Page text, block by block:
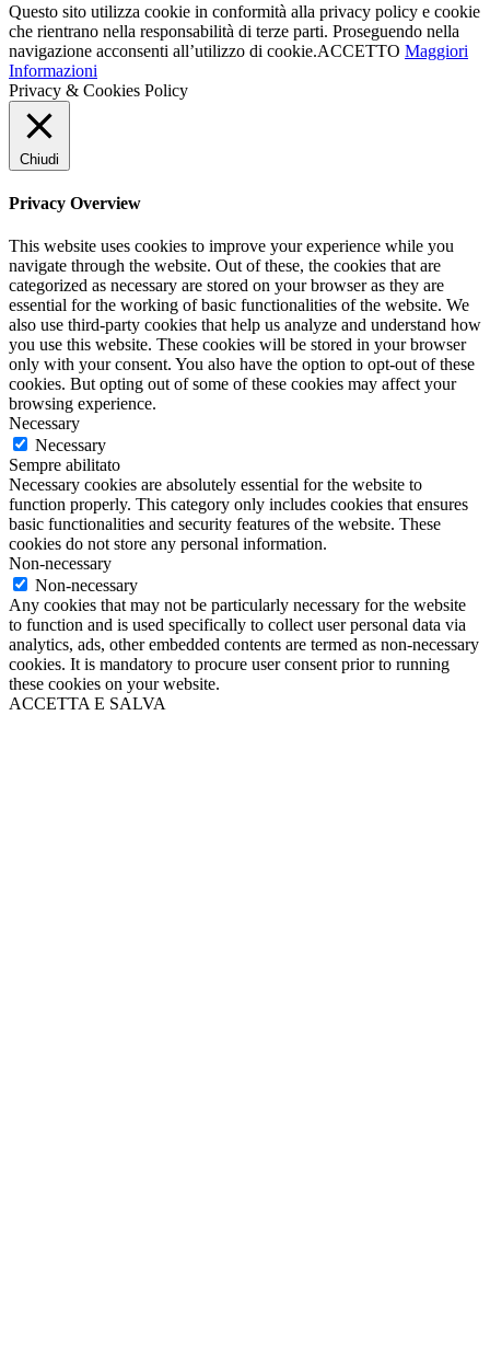
Questo sito utilizza cookie in conformità alla privacy policy e cookie
che rientrano nella responsabilità di terze parti. Proseguendo nella
navigazione acconsenti all’utilizzo di cookie.ACCETTO Maggiori
Informazioni
Privacy & Cookies Policy
Chiudi
Privacy Overview
This website uses cookies to improve your experience while you
navigate through the website. Out of these, the cookies that are
categorized as necessary are stored on your browser as they are
essential for the working of basic functionalities of the website. We
also use third-party cookies that help us analyze and understand how
you use this website. These cookies will be stored in your browser
only with your consent. You also have the option to opt-out of these
cookies. But opting out of some of these cookies may affect your
browsing experience.
Necessary
Necessary
Sempre abilitato
Necessary cookies are absolutely essential for the website to
function properly. This category only includes cookies that ensures
basic functionalities and security features of the website. These
cookies do not store any personal information.
Non-necessary
Non-necessary
Any cookies that may not be particularly necessary for the website
to function and is used specifically to collect user personal data via
analytics, ads, other embedded contents are termed as non-necessary
cookies. It is mandatory to procure user consent prior to running
these cookies on your website.
ACCETTA E SALVA